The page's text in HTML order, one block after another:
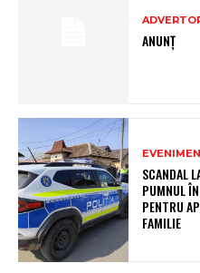
ANUNȚ
SCANDAL
PUMNUL
PENTRU
FAMILIE